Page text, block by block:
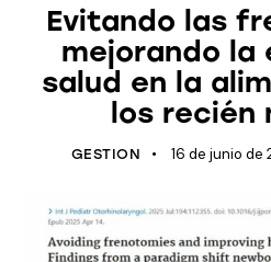
Evitando las
mejorando la
salud en la
los recién
GESTION 16 de junio de